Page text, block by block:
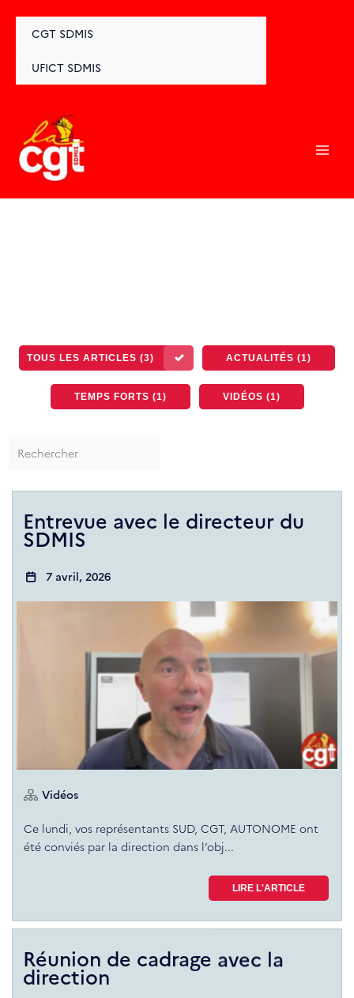
CGT SDMIS
UFICT SDMIS
TOUS LES ARTICLES (3) ACTUALITÉS (1)
TEMPS FORTS (1) VIDÉOS (1)
Entrevue avec le directeur du
SDMIS
7 avril, 2026
Vidéos
Ce lundi, vos représentants SUD, CGT, AUTONOME ont
été conviés par la direction dans l’obj...
LIRE L'ARTICLE
Réunion de cadrage avec la
direction